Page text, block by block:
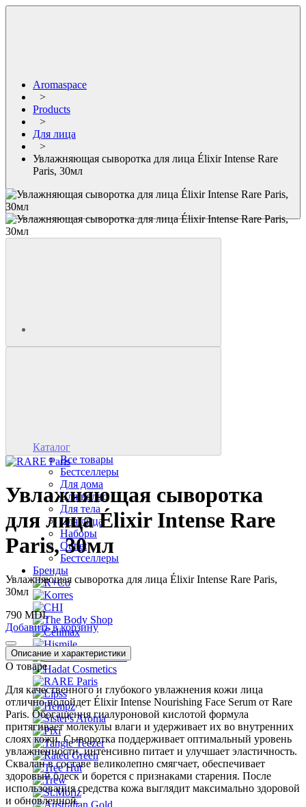
Каталог
Все товары
Бестселлеры
Для дома
Для волос
Для тела
Для лица
Наборы
Outlet
Бестселлеры
Бренды
Aromaspace
>
Products
>
Для лица
>
Увлажняющая сыворотка для лица Élixir Intense Rare
Paris, 30мл
Увлажняющая сыворотка
для лица Élixir Intense Rare
Paris, 30мл
Увлажняющая сыворотка для лица Élixir Intense Rare Paris,
30мл
790 MDL
Добавить в корзину
Описание и характеристики
О товаре
Для качественного и глубокого увлажнения кожи лица
отлично подойдет Élixir Intense Nourishing Face Serum от Rare
Paris. Обогащення гиалуроновой кислотой формула
притягивает молекулы влаги и удерживает их во внутренних
слоях кожи. Сыворотка поддерживает оптимальный уровень
увлажненности, интенсивно питает и улучшает эластичность.
Сквалан в составе великолепно смягчает, обеспечивает
здоровый блеск и борется с признаками старения. После
использования средства кожа выглядит максимально здоровой
и обновленной.